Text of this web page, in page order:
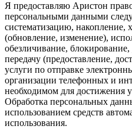
Я предоставляю Аристон
персональными данными
систематизацию, накопление,
(обновление, изменение),
обезличивание,
передачу (предоставление,
услуги по отправке
организации телефонных и
необходимом для достижения
Обработка персональных
использованием средств
использования.